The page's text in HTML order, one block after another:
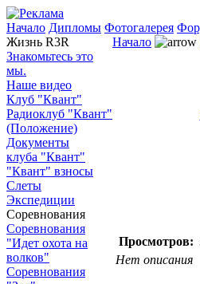
Начало Дипломы Фотогалерея
Жизнь R3R
Знакомьтесь это
мы.
Наше видео
Клуб "Квант"
Радиоклуб "Квант"
(Положение)
Документы
клуба "Квант"
"Квант" взносы
Слеты
Экспедиции
Соревнования
Соревнования
"Идет охота на
волков"
Соревнования
Начало
Просмотров:
Нет описания